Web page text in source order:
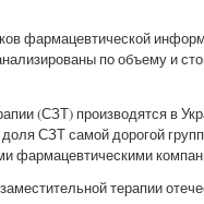
фармацевтической
по объему и
(СЗТ) производятся в
СЗТ самой дорогой
фармацевтическими
терапии